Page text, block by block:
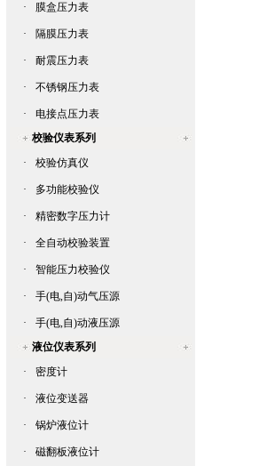
· 膜盒压力表
· 隔膜压力表
· 耐震压力表
· 不锈钢压力表
·
电接点压力表
校验仪表系列
·
校验仿真仪
· 多功能校验仪
· 精密数字压力计
· 全自动校验装置
· 智能压力校验仪
· 手(电,自)动气压源
·
手(电,自)动液压源
液位仪表系列
·
密度计
· 液位变送器
· 锅炉液位计
· 磁翻板液位计